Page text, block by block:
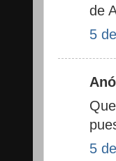
de
5
5